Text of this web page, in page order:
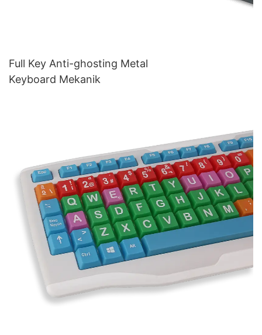
Full Key Anti-ghosting Metal
Keyboard Mekanik